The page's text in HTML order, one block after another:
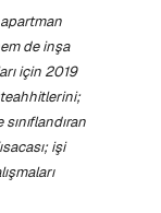
de inşa
için 2019
işi